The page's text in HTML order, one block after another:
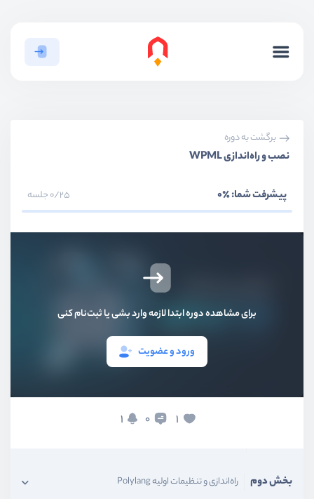
برگشت به دوره
نصب و راه‌اندازی WPML
پیشرفت شما:٪0 0/25 جلسه
برای مشاهده دوره ابتدا لازمه وارد بشی یا ثبت‌نام کنی
ورود و عضویت
1
0
1
بخش دوم راه‌اندازی و تنظیمات اولیه Polylang